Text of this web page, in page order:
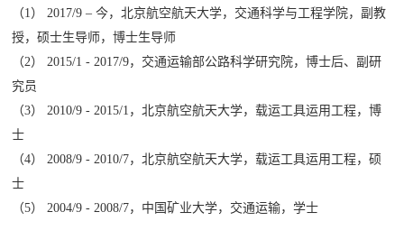
（1） 2017/9 –今，北京航空航天大学，交通科学与工程学院，副教
授，硕士生导师，博士生导师
（2） 2015/1 - 2017/9，交通运输部公路科学研究院，博士后、副研
究员
（3） 2010/9 - 2015/1 ，北京航空航天大学，载运工具运用工程，博
士
（4） 2008/9 - 2010/7，北京航空航天大学，载运工具运用工程，硕
士
（5） 2004/9 - 2008/7，中国矿业大学，交通运输，学士